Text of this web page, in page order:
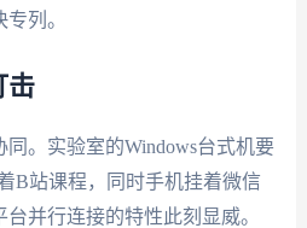
列。
击
。实验室的Windows台式机要
B站课程，同时手机挂着微信
并行连接的特性此刻显威。